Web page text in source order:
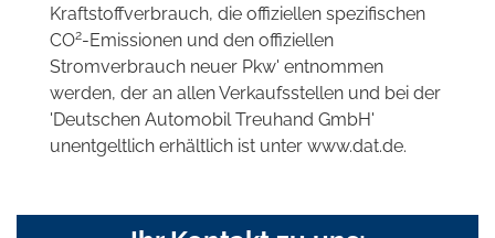
Kraftstoffverbrauch, die offiziellen spezifischen
CO2-Emissionen und den offiziellen
Stromverbrauch neuer Pkw' entnommen
werden, der an allen Verkaufsstellen und bei der
'Deutschen Automobil Treuhand GmbH'
unentgeltlich erhältlich ist unter www.dat.de.